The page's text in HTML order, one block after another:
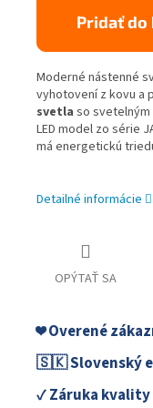
Pridať do
Moderné nástenné
vyhotovení z kovu a
svetla so svetelným
LED model zo série
má energetickú
Detailné informácie
OPÝTAŤ SA
❤️ Overené
🇸🇰 Slovenský
✓ Záruka kvality